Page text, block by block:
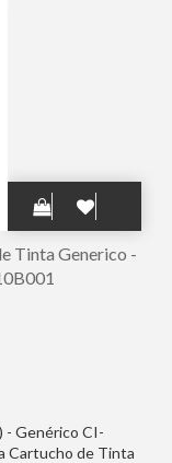
Tinta Generico -
- Genérico CI-
Cartucho de Tinta